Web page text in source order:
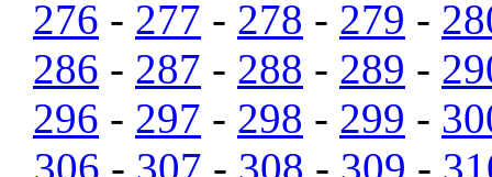
276 - 277 - 278 - 279 -
286 - 287 - 288 - 289 -
296 - 297 - 298 - 299 -
306 - 307 - 308 - 309 -